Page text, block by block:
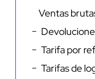
Ventas
−
− Tarifa por
− Tarifas de